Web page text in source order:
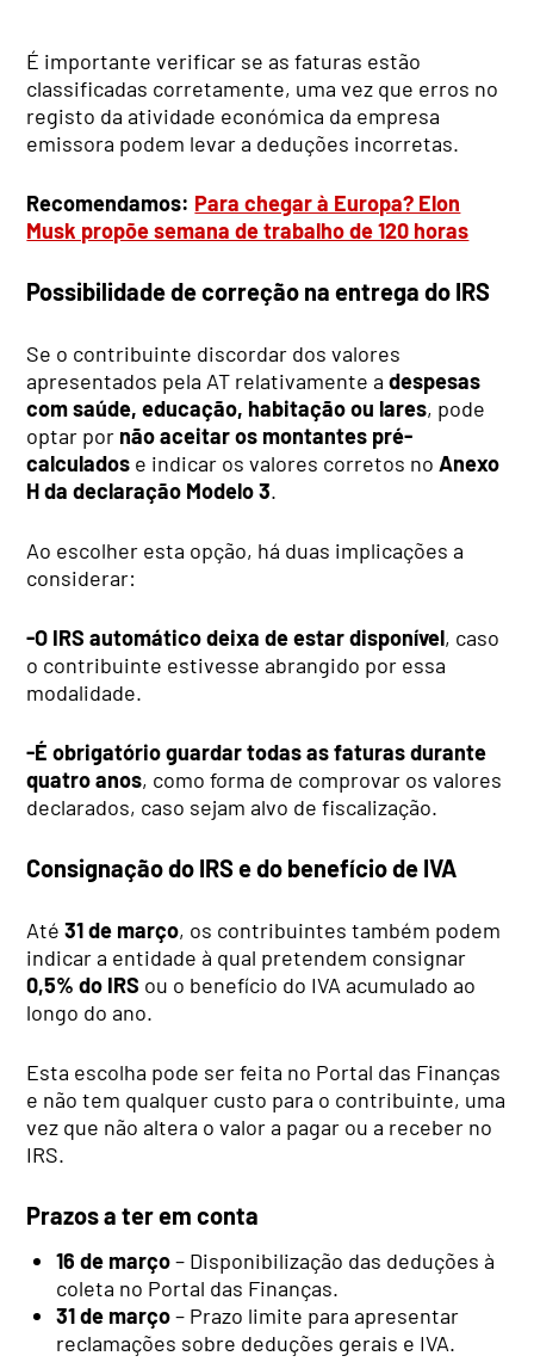
É importante verificar se as faturas estão
classificadas corretamente, uma vez que erros no
registo da atividade económica da empresa
emissora podem levar a deduções incorretas.
Recomendamos: Para chegar à Europa? Elon
Musk propõe semana de trabalho de 120 horas
Possibilidade de correção na entrega do IRS
Se o contribuinte discordar dos valores
apresentados pela AT relativamente adespesas
com saúde, educação, habitação ou lares, pode
optar por não aceitar os montantes pré-
calculados e indicar os valores corretos noAnexo
H da declaração Modelo 3.
Ao escolher esta opção, há duas implicações a
considerar:
-O IRS automático deixa de estar disponível, caso
o contribuinte estivesse abrangido por essa
modalidade.
-É obrigatório guardar todas as faturas durante
quatro anos, como forma de comprovar os valores
declarados, caso sejam alvo de fiscalização.
Consignação do IRS e do benefício de IVA
Até31 de março, os contribuintes também podem
indicar a entidade à qual pretendem consignar
0,5% do IRS ou o benefício do IVA acumulado ao
longo do ano.
Esta escolha pode ser feita no Portal das Finanças
e não tem qualquer custo para o contribuinte, uma
vez que não altera o valor a pagar ou a receber no
IRS.
Prazos a ter em conta
16 de março– Disponibilização das deduções à
coleta no Portal das Finanças.
31 de março– Prazo limite para apresentar
reclamações sobre deduções gerais e IVA.